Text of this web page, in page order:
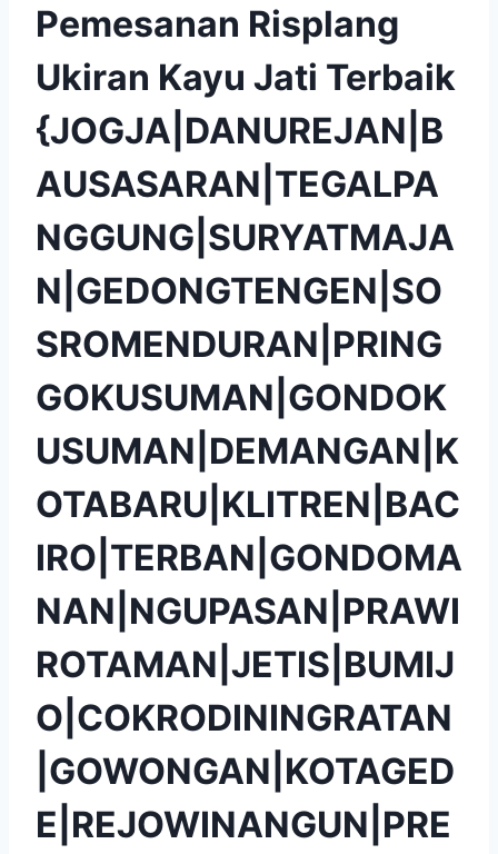
Pemesanan Risplang
Ukiran Kayu Jati Terbaik
{JOGJA|DANUREJAN|B
AUSASARAN|TEGALPA
NGGUNG|SURYATMAJA
N|GEDONGTENGEN|SO
SROMENDURAN|PRING
GOKUSUMAN|GONDOK
USUMAN|DEMANGAN|K
OTABARU|KLITREN|BAC
IRO|TERBAN|GONDOMA
NAN|NGUPASAN|PRAWI
ROTAMAN|JETIS|BUMIJ
O|COKRODININGRATAN
|GOWONGAN|KOTAGED
E|REJOWINANGUN|PRE